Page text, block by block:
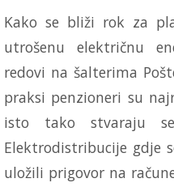
Kako se bliži rok za
utrošenu električnu
redovi na šalterima
praksi penzioneri su
isto tako stvaraju
Elektrodistribucije gdje
uložili prigovor na